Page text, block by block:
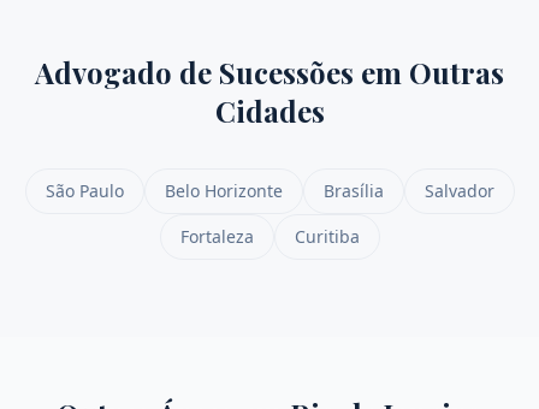
Advogado de Sucessões em Outras
Cidades
São Paulo Belo Horizonte Brasília
Salvador
Fortaleza
Curitiba